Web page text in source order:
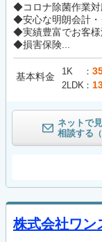
◆コロナ除菌作業対
◆安心な明朗会計・
◆実績豊富でお客様
◆損害保険...
基本料金 1K
2LDK
ネットで
相談する
株式会社ワン